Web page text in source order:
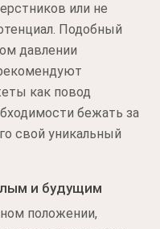
или не
Подобный
давлении
как повод
бежать за
свой уникальный
и будущим
положении,